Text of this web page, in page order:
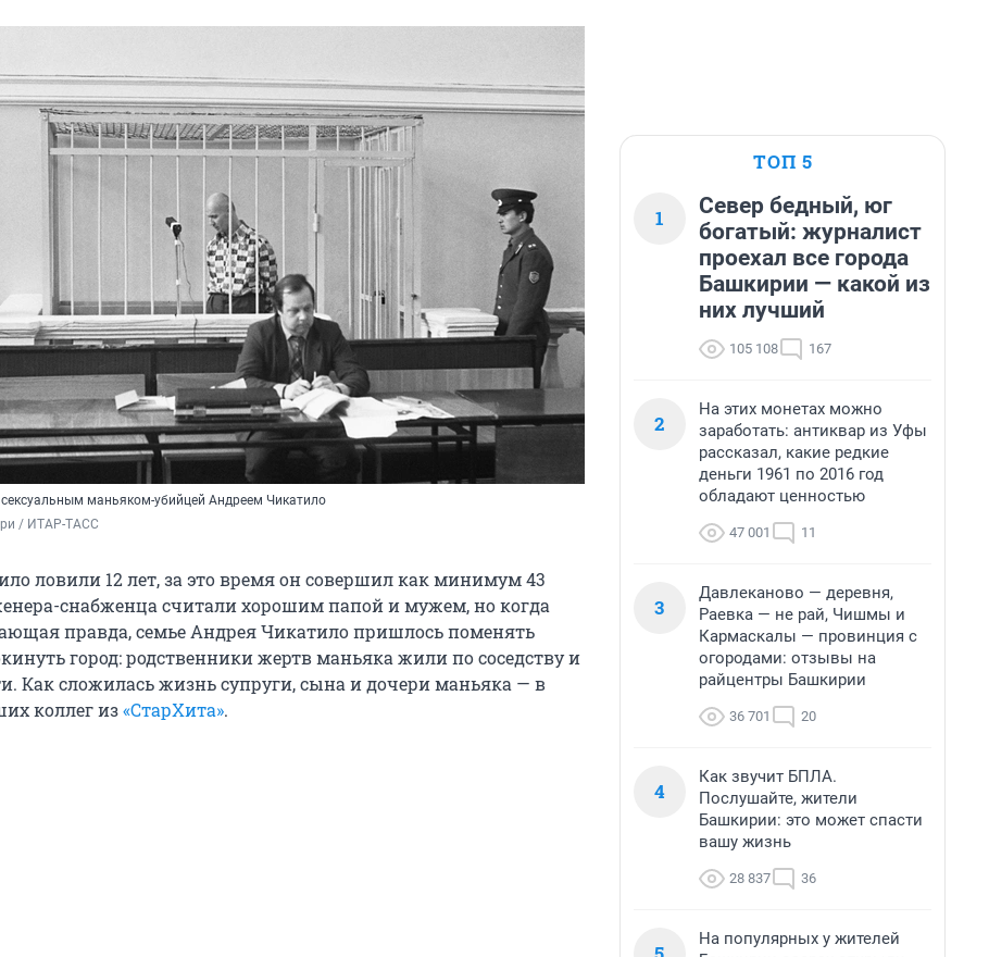
маньяком-убийцей Андреем Чикатило
/ ИТАР-ТАСС
ловили 12 лет, за это время он совершил как минимум 43
снабженца считали хорошим папой и мужем, но когда
правда, семье Андрея Чикатило пришлось поменять
город: родственники жертв маньяка жили по соседству и
Как сложилась жизнь супруги, сына и дочери маньяка — в
коллег из«СтарХита».
ТОП 5
1
Север бедный, юг
богатый: журналист
проехал все города
Башкирии — какой из
них лучший
105 108 167
2
На этих монетах можно
заработать: антиквар из Уфы
рассказал, какие редкие
деньги 1961 по 2016 год
обладают ценностью
47 001 11
3
Давлеканово — деревня,
Раевка — не рай, Чишмы и
Кармаскалы — провинция с
огородами: отзывы на
райцентры Башкирии
36 701 20
4
Как звучит БПЛА.
Послушайте, жители
Башкирии: это может спасти
вашу жизнь
28 837 36
На популярных у жителей